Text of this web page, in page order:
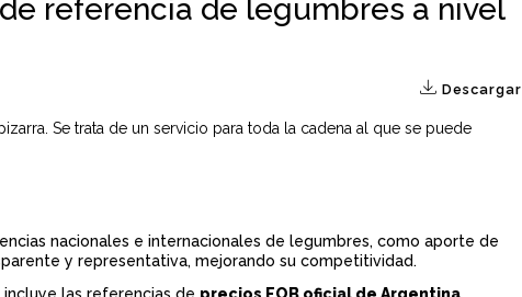
p
n
c
referencia de legumbres a nivel
Descargar
Se trata de un servicio para toda la cadena al que se puede
nacionales e internacionales de legumbres, como aporte de
y representativa, mejorando su competitividad.